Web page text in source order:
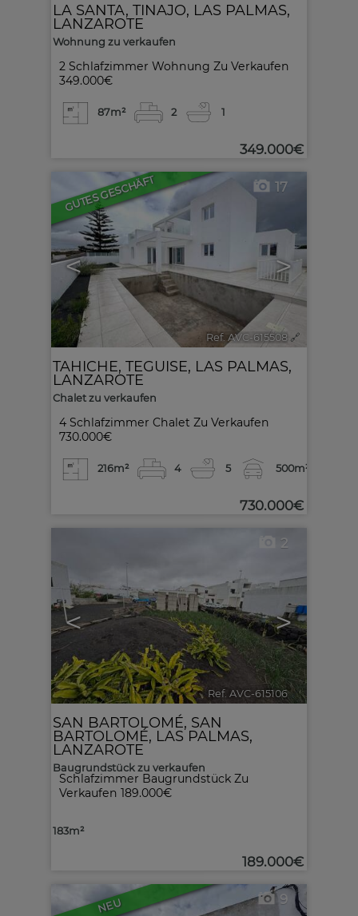
2 Schlafzimmer Wohnung Zu Verkaufen
349.000€
LA SANTA, TINAJO, LAS PALMAS,
LANZAROTE
Wohnung zu verkaufen
87m² 2 1
349.000€
GUTES GESCHÄFT
< >
17
Ref. AVC-615508 🔗
4 Schlafzimmer Chalet Zu Verkaufen
730.000€
TAHICHE, TEGUISE, LAS PALMAS,
LANZAROTE
Chalet zu verkaufen
216m² 4 5 500m²
730.000€
< >
2
Ref. AVC-615106 🔗
Schlafzimmer Baugrundstück Zu
Verkaufen 189.000€
SAN BARTOLOMÉ, SAN
BARTOLOMÉ, LAS PALMAS,
LANZAROTE
Baugrundstück zu verkaufen
183m²
189.000€
NEU 9